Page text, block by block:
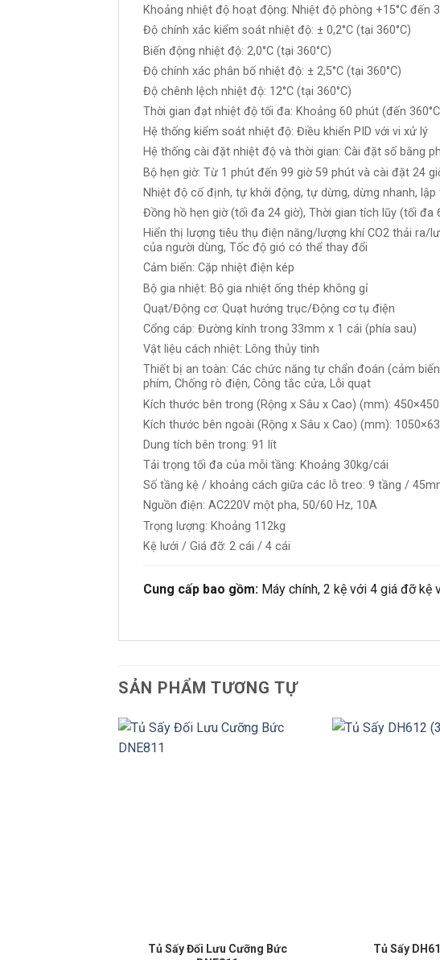
Khoảng nhiệt độ hoạt động: Nhiệt độ phòng +15°C đến
Độ chính xác kiểm soát nhiệt độ: ± 0,2°C (tại 360°C)
Biến động nhiệt độ: 2,0°C (tại 360°C)
Độ chính xác phân bố nhiệt độ: ± 2,5°C (tại 360°C)
Độ chênh lệch nhiệt độ: 12°C (tại 360°C)
Thời gian đạt nhiệt độ tối đa: Khoảng 60 phút (đến
Hệ thống kiểm soát nhiệt độ: Điều khiển PID với vi xử lý
Hệ thống cài đặt nhiệt độ và thời gian: Cài đặt số bằng
Bộ hẹn giờ: Từ 1 phút đến 99 giờ 59 phút và cài đặt 24
Nhiệt độ cố định, tự khởi động, tự dừng, dừng nhanh,
Đồng hồ hẹn giờ (tối đa 24 giờ), Thời gian tích lũy (tối đa
Hiển thị lượng tiêu thụ điện năng/lượng khí CO2 thải ra/
của người dùng, Tốc độ gió có thể thay đổi
Cảm biến: Cặp nhiệt điện kép
Bộ gia nhiệt: Bộ gia nhiệt ống thép không gỉ
Quạt/Động cơ: Quạt hướng trục/Động cơ tụ điện
Cổng cáp: Đường kính trong 33mm x 1 cái (phía sau)
Vật liệu cách nhiệt: Lông thủy tinh
Thiết bị an toàn: Các chức năng tự chẩn đoán (cảm
phím, Chống rò điện, Công tắc cửa, Lỗi quạt
Kích thước bên trong (Rộng x Sâu x Cao) (mm):
Kích thước bên ngoài (Rộng x Sâu x Cao) (mm):
Dung tích bên trong: 91 lít
Tải trọng tối đa của mỗi tầng: Khoảng 30kg/cái
Số tầng kệ / khoảng cách giữa các lỗ treo: 9 tầng /
Nguồn điện: AC220V một pha, 50/60 Hz, 10A
Trọng lượng: Khoảng 112kg
Kệ lưới / Giá đỡ: 2 cái / 4 cái
Cung cấp bao gồm: Máy chính, 2 kệ với 4 giá đỡ kệ
SẢN PHẨM TƯƠNG TỰ
Tủ Sấy Đối Lưu Cưỡng Bức
Tủ Sấy